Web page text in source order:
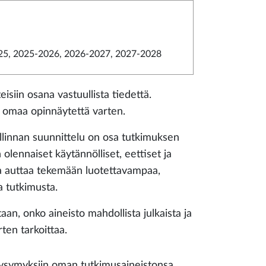
2025-2026, 2026-2027, 2027-2028
osana vastuullista tiedettä.
opinnäytettä varten.
suunnittelu on osa tutkimuksen
käytännölliset, eettiset ja
tekemään luotettavampaa,
tutkimusta.
onko aineisto mahdollista julkaista ja
tarkoittaa.